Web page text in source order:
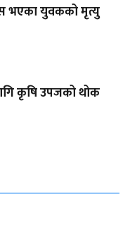
भएका युवकको मृत्यु
कृषि उपजको थोक